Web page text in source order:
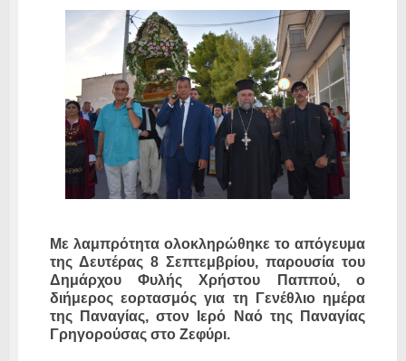
Με λαμπρότητα ολοκληρώθηκε το απόγευμα
της Δευτέρας 8 Σεπτεμβρίου, παρουσία του
Δημάρχου Φυλής Χρήστου Παππού, ο
διήμερος εορτασμός για τη Γενέθλιο ημέρα
της Παναγίας, στον Ιερό Ναό της Παναγίας
Γρηγορούσας στο Ζεφύρι.